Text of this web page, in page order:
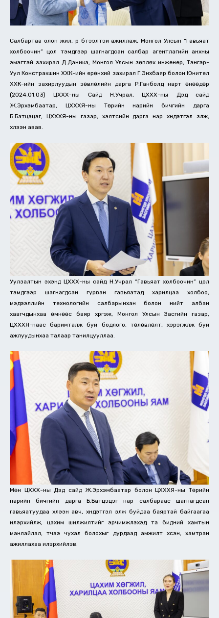
Салбартаа олон жил, үр бүтээлтэй ажиллаж, Монгол Улсын “Гавьяат
холбоочин” цол тэмдгээр шагнагдсан салбар агентлагийн анхны
эмэгтэй захирал Д.Даника, Монгол Улсын зөвлөх инженер, Тэнгэр-
Уул Констракшин ХХК-ийн ерөнхий захирал Г.Энхбаяр болон Юнител
ХХК-ийн захирлуудын зөвлөлийн дарга Р.Ганболд нарт өнөөдөр
(2024.01.03) ЦХХХ-ны Сайд Н.Учрал, ЦХХХ-ны Дэд сайд
Ж.Эрхэмбаатар, ЦХХХЯ-ны Төрийн нарийн бичгийн дарга
Б.Батцэцэг, ЦХХХЯ-ны газар, хэлтсийн дарга нар хүндэтгэл үзүүлж,
хүлээн авав.
Уулзалтын эхэнд ЦХХХ-ны сайд Н.Учрал “Гавьяат холбоочин” цол
тэмдгээр шагнагдсан гурван гавьяатад харилцаа холбоо,
мэдээллийн технологийн салбарынхан болон нийт албан
хаагчдынхаа өмнөөс баяр хүргэж, Монгол Улсын Засгийн газар,
ЦХХХЯ-наас баримталж буй бодлого, төлөвлөлт, хэрэгжүүлж буй
ажлуудынхаа талаар танилцууллаа.
Мөн ЦХХХ-ны Дэд сайд Ж.Эрхэмбаатар болон ЦХХХЯ-ны Төрийн
нарийн бичгийн дарга Б.Батцэцэг нар салбараас шагнагдсан
гавьяатуудаа хүлээн авч, хүндэтгэл үзүүлж буйдаа баяртай байгаагаа
илэрхийлж, цахим шилжилтийг эрчимжүүлэхэд та бидний хамтын
манлайлал, түүчээ чухал болохыг дурдаад амжилт хүсэн, хамтран
ажиллахаа илэрхийлэв.